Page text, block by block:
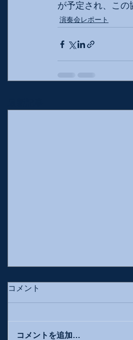
が予定され、この
演奏会レポート
コメント
コメントを追加…